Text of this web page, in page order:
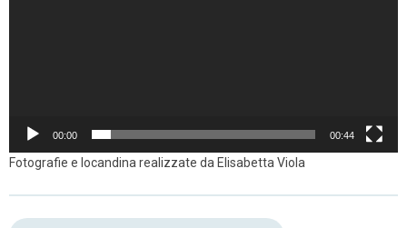
00:00 00:44
Fotografie e locandina realizzate da Elisabetta Viola